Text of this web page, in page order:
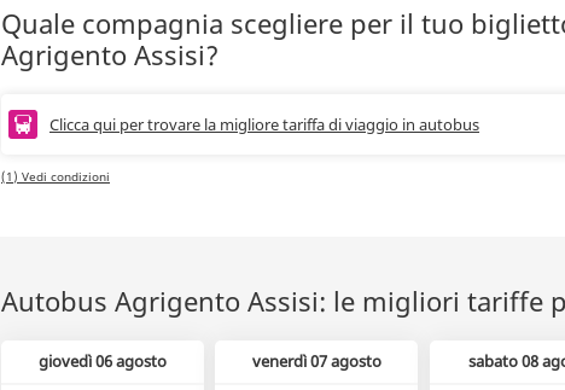
Quale compagnia scegliere per il tuo
Agrigento Assisi?
Clicca qui per trovare la migliore tariffa di viaggio in autobus
(1) Vedi condizioni
Autobus Agrigento Assisi: le migliori tariffe
giovedì 06 agosto venerdì 07 agosto sabato 08